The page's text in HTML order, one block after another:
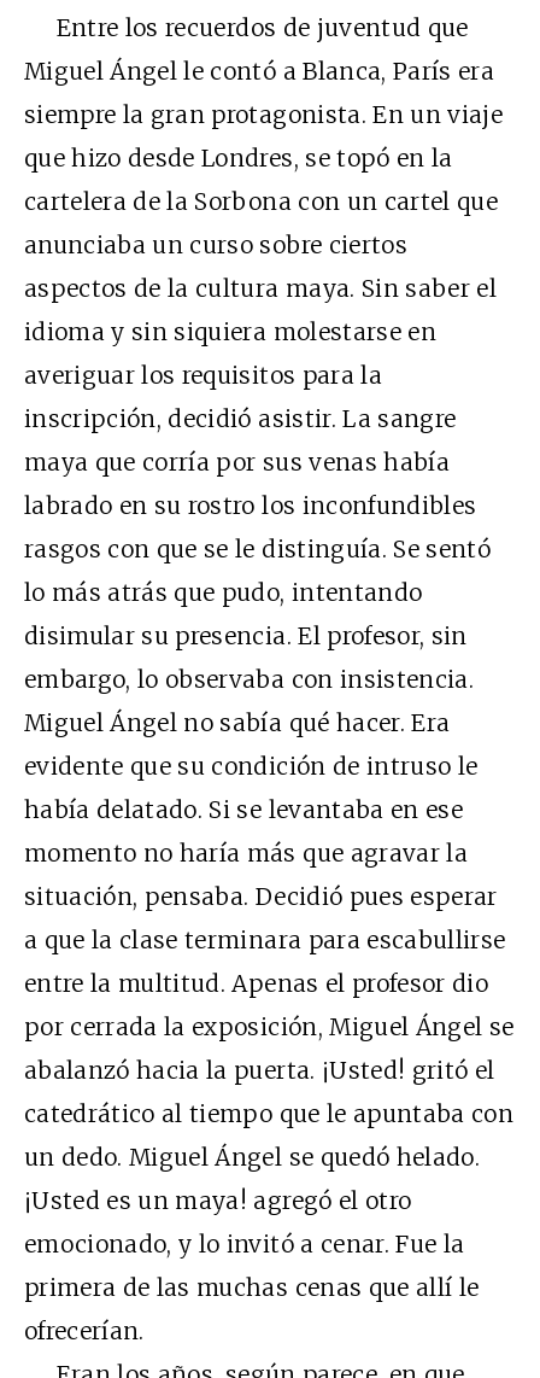
Entre los recuerdos de juventud que
Miguel Ángel le contó a Blanca, París era
siempre la gran protagonista. En un viaje
que hizo desde Londres, se topó en la
cartelera de la Sorbona con un cartel que
anunciaba un curso sobre ciertos
aspectos de la cultura maya. Sin saber el
idioma y sin siquiera molestarse en
averiguar los requisitos para la
inscripción, decidió asistir. La sangre
maya que corría por sus venas había
labrado en su rostro los inconfundibles
rasgos con que se le distinguía. Se sentó
lo más atrás que pudo, intentando
disimular su presencia. El profesor, sin
embargo, lo observaba con insistencia.
Miguel Ángel no sabía qué hacer. Era
evidente que su condición de intruso le
había delatado. Si se levantaba en ese
momento no haría más que agravar la
situación, pensaba. Decidió pues esperar
a que la clase terminara para escabullirse
entre la multitud. Apenas el profesor dio
por cerrada la exposición, Miguel Ángel se
abalanzó hacia la puerta. ¡Usted! gritó el
catedrático al tiempo que le apuntaba con
un dedo. Miguel Ángel se quedó helado.
¡Usted es un maya! agregó el otro
emocionado, y lo invitó a cenar. Fue la
primera de las muchas cenas que allí le
ofrecerían.